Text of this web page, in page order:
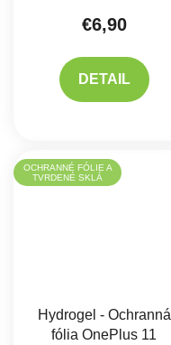
€6,90
DETAIL
OCHRANNÉ FÓLIE A
TVRDENÉ SKLÁ
Hydrogel - Ochranná
fólia OnePlus 11